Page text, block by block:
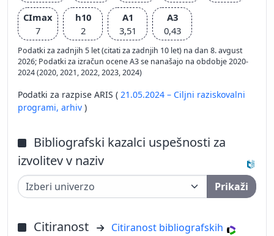
CImax
7
h10
2
A1
3,51
A3
0,43
Podatki za zadnjih 5 let (citati za zadnjih 10 let) na dan 8. avgust
2026; Podatki za izračun ocene A3 se nanašajo na obdobje 2020-
2024 (2020, 2021, 2022, 2023, 2024)
Podatki za razpise ARIS ( 21.05.2024 – Ciljni raziskovalni
programi, arhiv )
Bibliografski kazalci uspešnosti za
izvolitev v naziv
Prikaži
Citiranost
Citiranost bibliografskih